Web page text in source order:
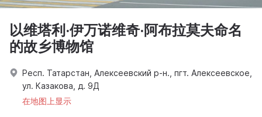
以维塔利·伊万诺维奇·阿布拉莫夫命名
的故乡博物馆
Респ. Татарстан, Алексеевский р-н., пгт. Алексеевское,
ул. Казакова, д. 9Д
在地图上显示